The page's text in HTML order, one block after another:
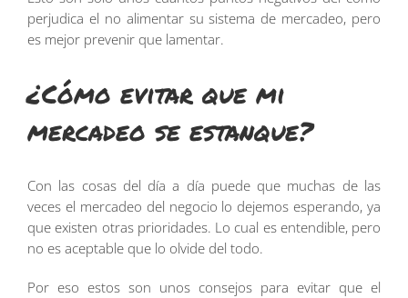
perjudica el no alimentar su sistema de mercadeo, pero
es mejor prevenir que lamentar.
¿Cómo evitar que mi
mercadeo se estanque?
Con las cosas del día a día puede que muchas de las
veces el mercadeo del negocio lo dejemos esperando, ya
que existen otras prioridades. Lo cual es entendible, pero
no es aceptable que lo olvide del todo.
Por eso estos son unos consejos para evitar que el